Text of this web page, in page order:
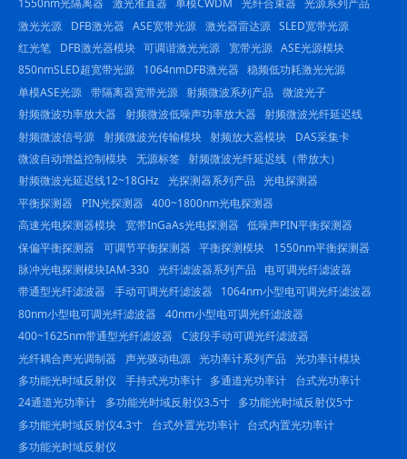
1550nm光隔离器
激光准直器 单模CWDM 光纤合束器
光源系列产品
激光光源
DFB激光器 ASE宽带光源 激光器雷达源 SLED宽带光源
红光笔
DFB激光器模块 可调谐激光光源 宽带光源 ASE光源模块
850nmSLED超宽带光源
1064nmDFB激光器 稳频低功耗激光光源
单模ASE光源 带隔离器宽带光源 射频微波系列产品
微波光子
射频微波功率放大器
射频微波低噪声功率放大器 射频微波光纤延迟线
射频微波信号源 射频微波光传输模块 射频放大器模块
DAS采集卡
微波自动增益控制模块 无源标签 射频微波光纤延迟线（带放大）
射频微波光延迟线12~18GHz 光探测器系列产品 光电探测器
平衡探测器
PIN光探测器 400~1800nm光电探测器
高速光电探测器模块
宽带InGaAs光电探测器 低噪声PIN平衡探测器
保偏平衡探测器
可调节平衡探测器 平衡探测模块
1550nm平衡探测器
脉冲光电探测模块IAM-330 光纤滤波器系列产品
电可调光纤滤波器
带通型光纤滤波器
手动可调光纤滤波器
1064nm小型电可调光纤滤波器
80nm小型电可调光纤滤波器
40nm小型电可调光纤滤波器
400~1625nm带通型光纤滤波器
C波段手动可调光纤滤波器
光纤耦合声光调制器
声光驱动电源 光功率计系列产品
光功率计模块
多功能光时域反射仪
手持式光功率计 多通道光功率计
台式光功率计
24通道光功率计
多功能光时域反射仪3.5寸
多功能光时域反射仪5寸
多功能光时域反射仪4.3寸
台式外置光功率计
台式内置光功率计
多功能光时域反射仪